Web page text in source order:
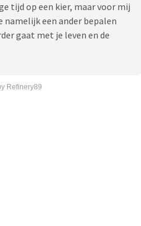
tijd op een kier, maar voor mij
namelijk een ander bepalen
gaat met je leven en de
Refinery89